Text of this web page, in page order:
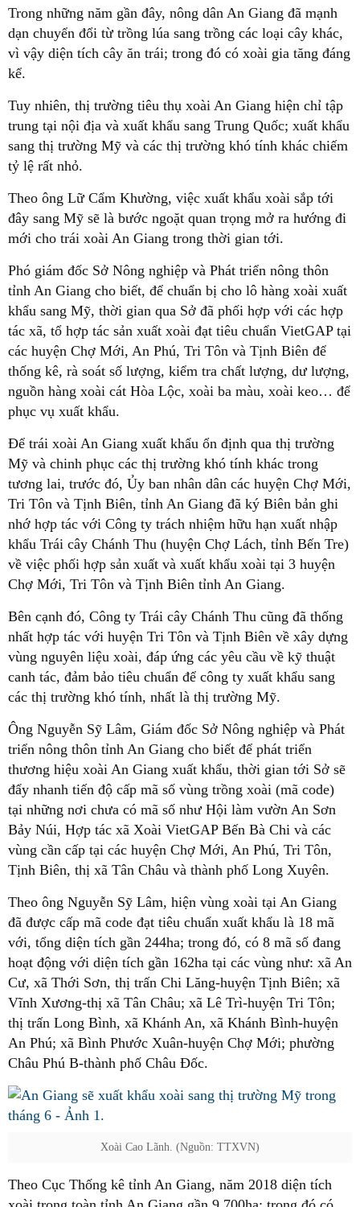
Trong những năm gần đây, nông dân An Giang đã mạnh
dạn chuyển đổi từ trồng lúa sang trồng các loại cây khác,
vì vậy diện tích cây ăn trái; trong đó có xoài gia tăng đáng
kể.
Tuy nhiên, thị trường tiêu thụ xoài An Giang hiện chỉ tập
trung tại nội địa và xuất khẩu sang Trung Quốc; xuất khẩu
sang thị trường Mỹ và các thị trường khó tính khác chiếm
tỷ lệ rất nhỏ.
Theo ông Lữ Cẩm Khường, việc xuất khẩu xoài sắp tới
đây sang Mỹ sẽ là bước ngoặt quan trọng mở ra hướng đi
mới cho trái xoài An Giang trong thời gian tới.
Phó giám đốc Sở Nông nghiệp và Phát triển nông thôn
tỉnh An Giang cho biết, để chuẩn bị cho lô hàng xoài xuất
khẩu sang Mỹ, thời gian qua Sở đã phối hợp với các hợp
tác xã, tổ hợp tác sản xuất xoài đạt tiêu chuẩn VietGAP tại
các huyện Chợ Mới, An Phú, Tri Tôn và Tịnh Biên để
thống kê, rà soát số lượng, kiểm tra chất lượng, dư lượng,
nguồn hàng xoài cát Hòa Lộc, xoài ba màu, xoài keo… để
phục vụ xuất khẩu.
Để trái xoài An Giang xuất khẩu ổn định qua thị trường
Mỹ và chinh phục các thị trường khó tính khác trong
tương lai, trước đó, Ủy ban nhân dân các huyện Chợ Mới,
Tri Tôn và Tịnh Biên, tỉnh An Giang đã ký Biên bản ghi
nhớ hợp tác với Công ty trách nhiệm hữu hạn xuất nhập
khẩu Trái cây Chánh Thu (huyện Chợ Lách, tỉnh Bến Tre)
về việc phối hợp sản xuất và xuất khẩu xoài tại 3 huyện
Chợ Mới, Tri Tôn và Tịnh Biên tỉnh An Giang.
Bên cạnh đó, Công ty Trái cây Chánh Thu cũng đã thống
nhất hợp tác với huyện Tri Tôn và Tịnh Biên về xây dựng
vùng nguyên liệu xoài, đáp ứng các yêu cầu về kỹ thuật
canh tác, đảm bảo tiêu chuẩn để công ty xuất khẩu sang
các thị trường khó tính, nhất là thị trường Mỹ.
Ông Nguyễn Sỹ Lâm, Giám đốc Sở Nông nghiệp và Phát
triển nông thôn tỉnh An Giang cho biết để phát triển
thương hiệu xoài An Giang xuất khẩu, thời gian tới Sở sẽ
đẩy nhanh tiến độ cấp mã số vùng trồng xoài (mã code)
tại những nơi chưa có mã số như Hội làm vườn An Sơn
Bảy Núi, Hợp tác xã Xoài VietGAP Bến Bà Chi và các
vùng cần cấp tại các huyện Chợ Mới, An Phú, Tri Tôn,
Tịnh Biên, thị xã Tân Châu và thành phố Long Xuyên.
Theo ông Nguyễn Sỹ Lâm, hiện vùng xoài tại An Giang
đã được cấp mã code đạt tiêu chuẩn xuất khẩu là 18 mã
với, tổng diện tích gần 244ha; trong đó, có 8 mã số đang
hoạt động với diện tích gần 162ha tại các vùng như: xã An
Cư, xã Thới Sơn, thị trấn Chi Lăng-huyện Tịnh Biên; xã
Vĩnh Xương-thị xã Tân Châu; xã Lê Trì-huyện Tri Tôn;
thị trấn Long Bình, xã Khánh An, xã Khánh Bình-huyện
An Phú; xã Bình Phước Xuân-huyện Chợ Mới; phường
Châu Phú B-thành phố Châu Đốc.
Xoài Cao Lãnh. (Nguồn: TTXVN)
Theo Cục Thống kê tỉnh An Giang, năm 2018 diện tích